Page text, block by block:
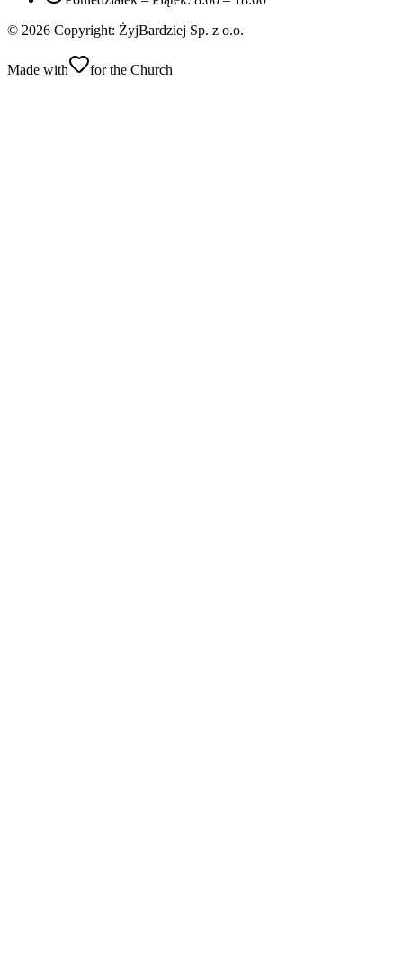
© 2026 Copyright: ŻyjBardziej Sp. z o.o.
Made with for the Church